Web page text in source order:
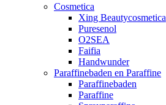
Cosmetica
Xing Beautycosmetica
Puresenol
O2SEA
Faifia
Handwunder
Paraffinebaden en Paraffine
Paraffinebaden
Paraffine